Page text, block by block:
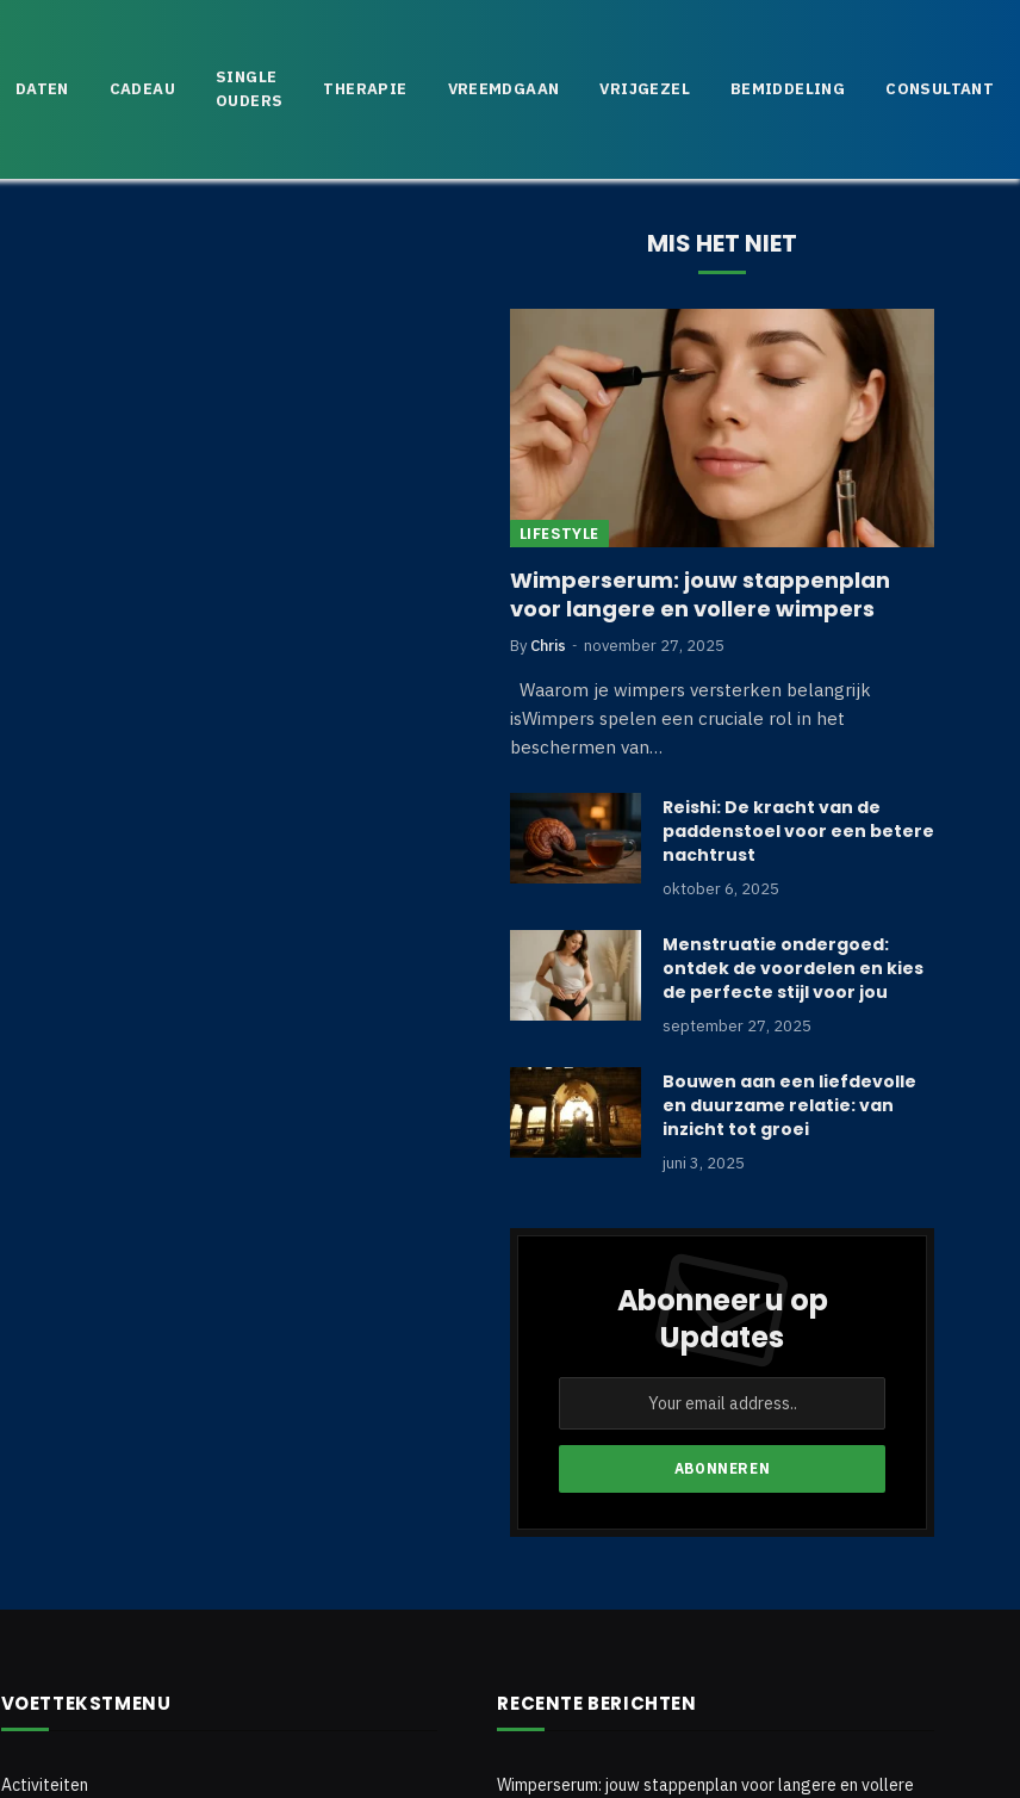
DATEN CADEAU
SINGLE
OUDERS
THERAPIE VREEMDGAAN VRIJGEZEL BEMIDDELING CONSULTANT
MIS HET NIET
LIFESTYLE
Wimperserum: jouw stappenplan
voor langere en vollere wimpers
By Chris november 27, 2025
Waarom je wimpers versterken belangrijk
isWimpers spelen een cruciale rol in het
beschermen van…
Reishi: De kracht van de
paddenstoel voor een betere
nachtrust
oktober 6, 2025
Menstruatie ondergoed:
ontdek de voordelen en kies
de perfecte stijl voor jou
september 27, 2025
Bouwen aan een liefdevolle
en duurzame relatie: van
inzicht tot groei
juni 3, 2025
Abonneer u op
Updates
VOETTEKSTMENU
Activiteiten
RECENTE BERICHTEN
Wimperserum: jouw stappenplan voor langere en vollere